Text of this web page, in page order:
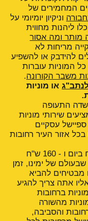
המחמירים של
וניקיון יומיומי על
ליהנות מחווית
מותר ומה אסור
מריחות לא
להידבק או להשפיע
המוניות עוברות
משבר הקורונה.
או מוניות
התעופה
שירותי מוניות
עסקיים
בכל אזור העיר רחובות
החל מ - 150 ש"ח ביום ו - 160 ש"ח
שבעולם של ימינו, זמן
מבטיחים להביא
אתה צריך להגיע
ברחובות
מהשורה
והסביבה,